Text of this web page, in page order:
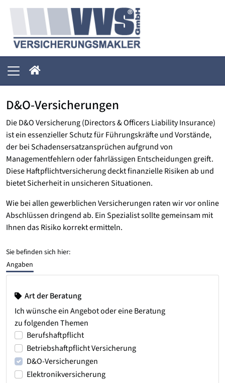
D&O-Versicherungen
Die D&O Versicherung (Directors & Officers Liability Insurance)
ist ein essenzieller Schutz für Führungskräfte und Vorstände,
der bei Schadensersatzansprüchen aufgrund von
Managementfehlern oder fahrlässigen Entscheidungen greift.
Diese Haftpflichtversicherung deckt finanzielle Risiken ab und
bietet Sicherheit in unsicheren Situationen.
Wie bei allen gewerblichen Versicherungen raten wir vor online
Abschlüssen dringend ab. Ein Spezialist sollte gemeinsam mit
Ihnen das Risiko korrekt ermitteln.
Sie befinden sich hier:
Angaben
Art der Beratung
Ich wünsche ein Angebot oder eine Beratung
zu folgenden Themen
Berufshaftpflicht
Betriebshaftpflicht Versicherung
D&O-Versicherungen
Elektronikversicherung